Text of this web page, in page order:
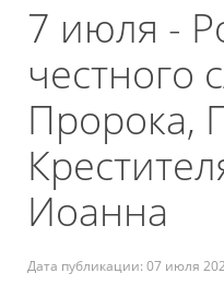
7 июля -
честного
Пророка,
Иоанна
Дата публикации: 07 июля